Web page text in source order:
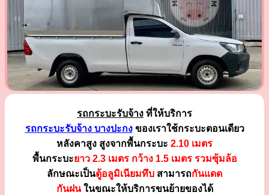
รถกระบะรับจ้าง ที่ให้บริการ
รถกระบะรับจ้าง บางปะกงของเราใช้กระบะตอนเดียว
หลังคาสูง สูงจากพื้นกระบะ 2.10 เมตร
พื้นกระบะยาว 2.3 เมตร กว้าง 1.5 เมตร รวมซุ้มล้อ
ลักษณะเป็นตู้อลูมิเนียมทึบ สามารถกันแดด
กันฝนในขณะให้บริการขนย้ายของได้